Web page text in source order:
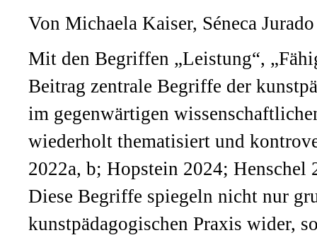
Von Michaela Kaiser, Séneca
Mit den Begriffen „Leistung“,
Beitrag zentrale Begriffe der
im gegenwärtigen
wiederholt thematisiert und
2022a, b; Hopstein 2024;
Diese Begriffe spiegeln nicht nur
kunstpädagogischen Praxis wider,